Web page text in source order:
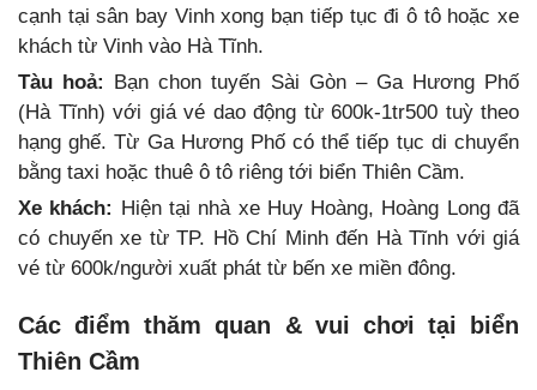
cạnh tại sân bay Vinh xong bạn tiếp tục đi ô tô hoặc xe
khách từ Vinh vào Hà Tĩnh.
Tàu hoả: Bạn chon tuyến Sài Gòn – Ga Hương Phố
(Hà Tĩnh) với giá vé dao động từ 600k-1tr500 tuỳ theo
hạng ghế. Từ Ga Hương Phố có thể tiếp tục di chuyển
bằng taxi hoặc thuê ô tô riêng tới biển Thiên Cầm.
Xe khách: Hiện tại nhà xe Huy Hoàng, Hoàng Long đã
có chuyến xe từ TP. Hồ Chí Minh đến Hà Tĩnh với giá
vé từ 600k/người xuất phát từ bến xe miền đông.
Các điểm thăm quan & vui chơi tại biển
Thiên Cầm